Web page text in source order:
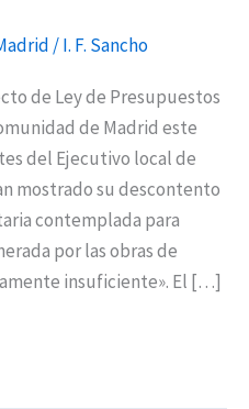
/I. F. Sancho
de Ley de Presupuestos
de Madrid este
del Ejecutivo local de
mostrado su descontento
contemplada para
por las obras de
insuficiente». El […]